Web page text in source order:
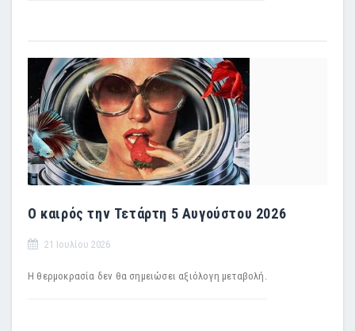
Ο καιρός την Τετάρτη 5 Αυγούστου 2026
21 Ιουλίου 2026
Η θερμοκρασία δεν θα σημειώσει αξιόλογη μεταβολή.